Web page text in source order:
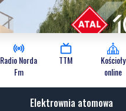
Radio Norda
Fm
TTM
Kościoły
online
Elektrownia atomowa